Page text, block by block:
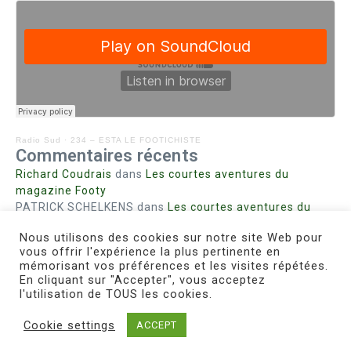
Radio Sud · 234 – ESTA LE FOOTICHISTE
Commentaires récents
Richard Coudrais dans Les courtes aventures du
magazine Footy
PATRICK SCHELKENS dans Les courtes aventures du
Bohn fabiennedans Intrigues sanglantes à Mulhouse
Steph. RUTA dansLust for Nice
MIRMANDdansPieds agiles et champignons
Copyright © 2026 Le Footichiste | Réalisé par
Nous utilisons des cookies sur notre site Web pour
vous offrir l'expérience la plus pertinente en
mémorisant vos préférences et les visites répétées.
En cliquant sur "Accepter", vous acceptez
l'utilisation de TOUS les cookies.
Cookie settings ACCEPT